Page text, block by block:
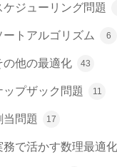
ケジューリング問題
ートアルゴリズム 6
の他の最適化 43
ップザック問題 11
当問題 17
務で活かす数理最適